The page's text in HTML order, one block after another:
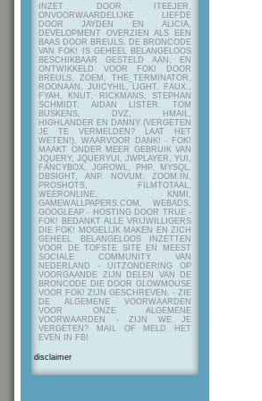
INZET DOOR ITEEJER,
ONVOORWAARDELIJKE LIEFDE
DOOR JAYDEN EN ALICIA,
DEVELOPMENT OVERZIEN ALS EEN
BAAS DOOR BREULS. DE BRONCODE
VAN FOK! IS GEHEEL BELANGELOOS
BESCHIKBAAR GESTELD AAN, EN
ONTWIKKELD VOOR FOK! DOOR
BREULS, ZOEM, THE_TERMINATOR,
ROONAAN, JUICYHIL, LIGHT, FAUX.,
FYAH, KNUT, RICKMANS, STEPHAN
SCHMIDT, AIDAN LISTER, TOM
BUSKENS, DVZ, HMAIL,
HIGHLANDER EN DANNY (VERGETEN
JE TE VERMELDEN? LAAT HET
WETEN!), WAARVOOR DANK! - FOK!
MAAKT ONDER MEER GEBRUIK VAN
JQUERY, JQUERYUI, JWPLAYER, YUI,
FANCYBOX, JGROWL, PHP, MYSQL,
DBSIGHT, ANP, NOVUM, ZOOM.IN,
PROSHOTS, FILMTOTAAL,
WEERONLINE, KNMI,
GAMEWALLPAPERS.COM, WEBADS,
GOOGLEAP - HOSTING DOOR TRUE -
FOK! BEDANKT ALLE VRIJWILLIGERS
DIE FOK! MOGELIJK MAKEN EN ZICH
GEHEEL BELANGELOOS INZETTEN
VOOR DE TOFSTE SITE EN MEEST
SOCIALE COMMUNITY VAN
NEDERLAND - UITZONDERING OP
VOORGAANDE ZIJN DELEN VAN DE
BRONCODE DIE DOOR GLOWMOUSE
VOOR FOK! ZIJN GESCHREVEN. - ZIE
DE ALGEMENE VOORWAARDEN
VOOR ONZE ALGEMENE
VOORWAARDEN - ZIJN WE JE
VERGETEN? MAIL OF MELD HET
EVEN IN FB!
disclaimer